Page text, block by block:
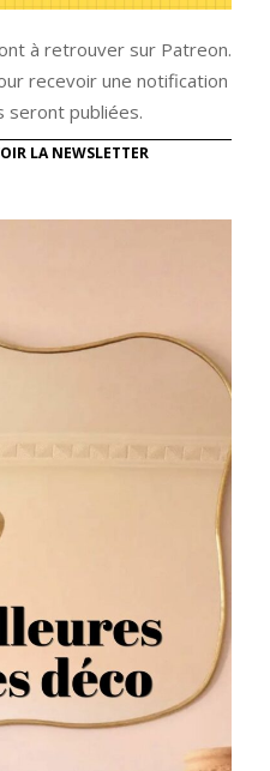
à retrouver sur Patreon.
recevoir une notification
seront publiées.
LA NEWSLETTER